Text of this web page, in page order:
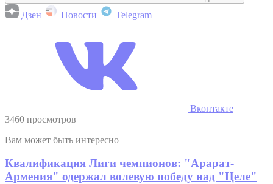
Дзен Новости Telegram
Вконтакте
3460 просмотров
Вам может быть интересно
Квалификация Лиги чемпионов: "Арарат-
Армения" одержал волевую победу над "Целе"